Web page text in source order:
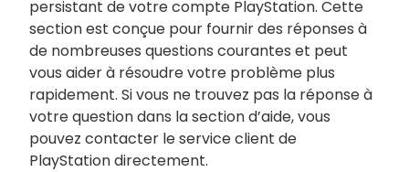
persistant de votre compte PlayStation. Cette
section est conçue pour fournir des réponses à
de nombreuses questions courantes et peut
vous aider à résoudre votre problème plus
rapidement. Si vous ne trouvez pas la réponse à
votre question dans la section d’aide, vous
pouvez contacter le service client de
PlayStation directement.